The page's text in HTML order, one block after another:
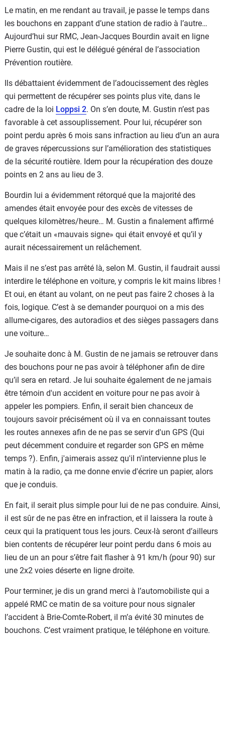
Le matin, en me rendant au travail, je passe le temps dans
les bouchons en zappant d’une station de radio à l’autre…
Aujourd’hui sur RMC, Jean-Jacques Bourdin avait en ligne
Pierre Gustin, qui est le délégué général de l’association
Prévention routière.
Ils débattaient évidemment de l’adoucissement des règles
qui permettent de récupérer ses points plus vite, dans le
cadre de la loi Loppsi 2. On s’en doute, M. Gustin n’est pas
favorable à cet assouplissement. Pour lui, récupérer son
point perdu après 6 mois sans infraction au lieu d’un an aura
de graves répercussions sur l’amélioration des statistiques
de la sécurité routière. Idem pour la récupération des douze
points en 2 ans au lieu de 3.
Bourdin lui a évidemment rétorqué que la majorité des
amendes était envoyée pour des excès de vitesses de
quelques kilomètres/heure… M. Gustin a finalement affirmé
que c’était un «mauvais signe» qui était envoyé et qu’il y
aurait nécessairement un relâchement.
Mais il ne s’est pas arrêté là, selon M. Gustin, il faudrait aussi
interdire le téléphone en voiture, y compris le kit mains libres !
Et oui, en étant au volant, on ne peut pas faire 2 choses à la
fois, logique. C’est à se demander pourquoi on a mis des
allume-cigares, des autoradios et des sièges passagers dans
une voiture…
Je souhaite donc à M. Gustin de ne jamais se retrouver dans
des bouchons pour ne pas avoir à téléphoner afin de dire
qu’il sera en retard. Je lui souhaite également de ne jamais
être témoin d'un accident en voiture pour ne pas avoir à
appeler les pompiers. Enfin, il serait bien chanceux de
toujours savoir précisément où il va en connaissant toutes
les routes annexes afin de ne pas se servir d'un GPS (Qui
peut décemment conduire et regarder son GPS en même
temps ?). Enfin, j'aimerais assez qu'il n'intervienne plus le
matin à la radio, ça me donne envie d'écrire un papier, alors
que je conduis.
En fait, il serait plus simple pour lui de ne pas conduire. Ainsi,
il est sûr de ne pas être en infraction, et il laissera la route à
ceux qui la pratiquent tous les jours. Ceux-là seront d’ailleurs
bien contents de récupérer leur point perdu dans 6 mois au
lieu de un an pour s’être fait flasher à 91 km/h (pour 90) sur
une 2x2 voies déserte en ligne droite.
Pour terminer, je dis un grand merci à l’automobiliste qui a
appelé RMC ce matin de sa voiture pour nous signaler
l’accident à Brie-Comte-Robert, il m’a évité 30 minutes de
bouchons. C’est vraiment pratique, le téléphone en voiture.